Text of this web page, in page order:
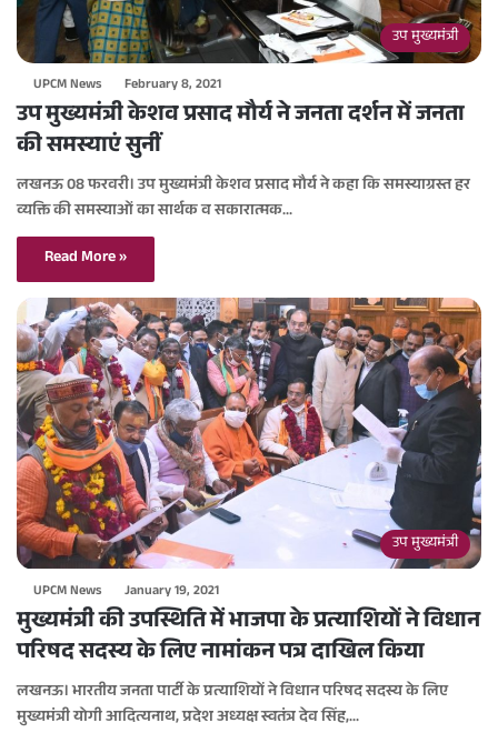
उप मुख्यमंत्री
UPCM News February 8, 2021
उप मुख्यमंत्री केशव प्रसाद मौर्य ने जनता दर्शन में जनता
की समस्याएं सुनीं
लखनऊ 08 फरवरी। उप मुख्यमंत्री केशव प्रसाद मौर्य ने कहा कि समस्याग्रस्त हर
व्यक्ति की समस्याओं का सार्थक व सकारात्मक…
Read More »
उप मुख्यमंत्री
UPCM News January 19, 2021
मुख्यमंत्री की उपस्थिति में भाजपा के प्रत्याशियों ने विधान
परिषद सदस्य के लिए नामांकन पत्र दाखिल किया
लखनऊ। भारतीय जनता पार्टी के प्रत्याशियों ने विधान परिषद सदस्य के लिए
मुख्यमंत्री योगी आदित्यनाथ, प्रदेश अध्यक्ष स्वतंत्र देव सिंह,…